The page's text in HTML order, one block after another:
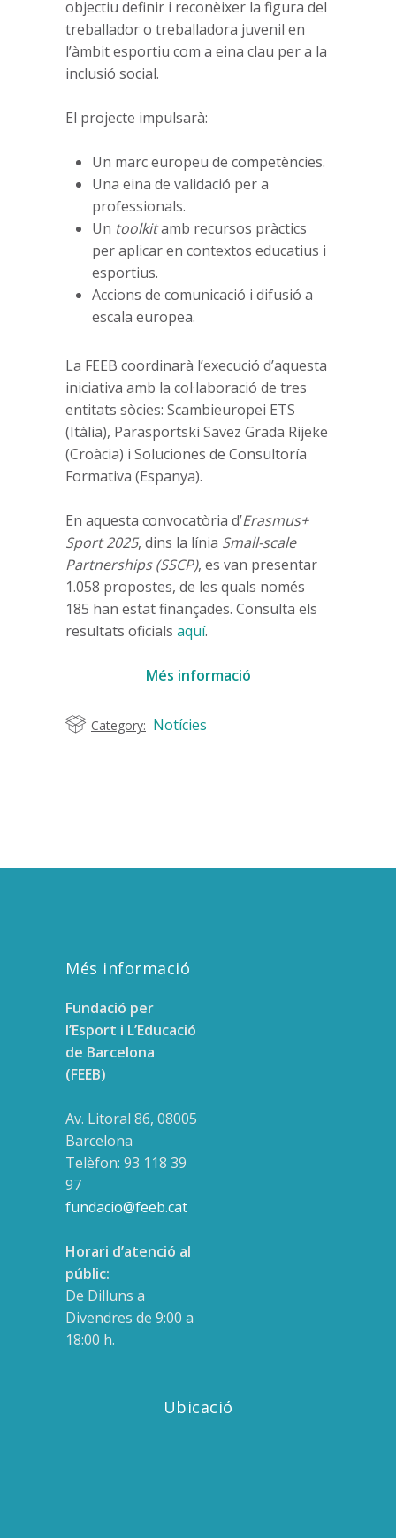
objectiu definir i reconèixer la figura del
treballador o treballadora juvenil en
l’àmbit esportiu com a eina clau per a la
inclusió social.
El projecte impulsarà:
Un marc europeu de competències.
Una eina de validació per a
professionals.
Un toolkitamb recursos pràctics
per aplicar en contextos educatius i
esportius.
Accions de comunicació i difusió a
escala europea.
La FEEB coordinarà l’execució d’aquesta
iniciativa amb la col·laboració de tres
entitats sòcies: Scambieuropei ETS
(Itàlia), Parasportski Savez Grada Rijeke
(Croàcia) i Soluciones de Consultoría
Formativa (Espanya).
En aquesta convocatòria d’Erasmus+
Sport 2025, dins la línia Small-scale
Partnerships (SSCP), es van presentar
1.058 propostes, de les quals només
185 han estat finançades. Consulta els
resultats oficials aquí.
Més informació
Category: Notícies
Més informació
Fundació per
l’Esport i L’Educació
de Barcelona
(FEEB)
Av. Litoral 86, 08005
Barcelona
Telèfon: 93 118 39
97
fundacio@feeb.cat
Horari d’atenció al
públic:
De Dilluns a
Divendres de 9:00 a
18:00 h.
Ubicació